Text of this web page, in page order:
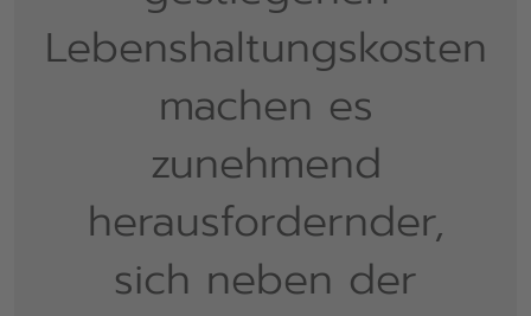
Lebenshaltungskosten
machen es
zunehmend
herausfordernder,
sich neben der